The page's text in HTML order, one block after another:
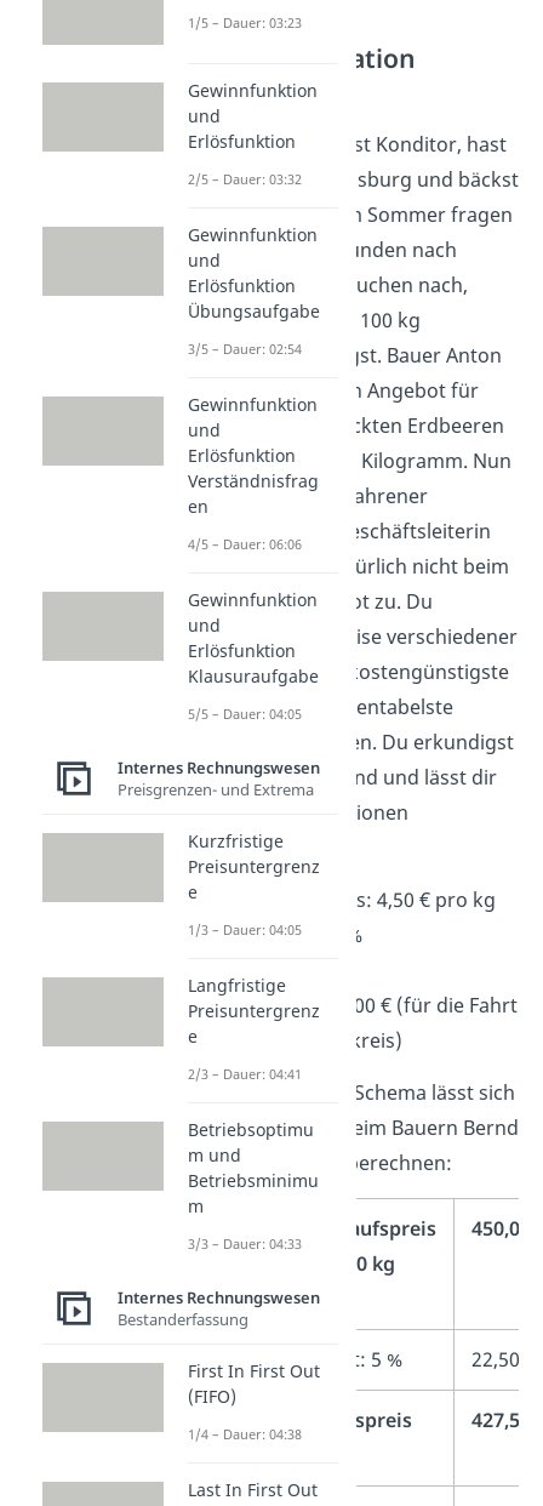
Bezugskalkulation
Aufgabe 1
Stellt dir vor, du bist Konditor, hast
4 Standorte in Augsburg und bäckst
Erdbeerkuchen. Im Sommer fragen
besonders viele Kunden nach
deinem leckeren Kuchen nach,
sodass du pro Tag 100 kg
Erdbeeren benötigst. Bauer Anton
unterbreitet dir ein Angebot für
seine frischgepflückten Erdbeeren
und verlangt 5 € je Kilogramm. Nun
schlägst du als erfahrener
Geschäftsleiter/Geschäftsleiterin
der Konditorei natürlich nicht beim
erstbesten Angebot zu. Du
vergleichst die Preise verschiedener
Anbieter, um das kostengünstigste
bzw. das für dich rentabelste
Ergebnis zu erzielen. Du erkundigst
dich bei Bauer Bernd und lässt dir
folgende Informationen
zukommen:
Listeneinkaufspreis: 4,50 € pro kg
Mengenrabatt: 5 %
Bezugskosten: 10,00 € (für die Fahrt
vom Nachbarlandkreis)
Nach dem obigen Schema lässt sich
der Bezugspreis beim Bauern Bernd
folgendermaßen berechnen:
Listeneinkaufspreis
(LEP) für 100 kg
Erdbeeren
450,00
Lieferrabatt: 5 % 22,50 €
Zieleinkaufspreis
427,50
1/5 – Dauer: 03:23
Gewinnfunktion
und
Erlösfunktion
2/5 – Dauer: 03:32
Gewinnfunktion
und
Erlösfunktion
Übungsaufgabe
3/5 – Dauer: 02:54
Gewinnfunktion
und
Erlösfunktion
Verständnisfrag
en
4/5 – Dauer: 06:06
Gewinnfunktion
und
Erlösfunktion
Klausuraufgabe
5/5 – Dauer: 04:05
Internes Rechnungswesen
Preisgrenzen- und Extrema
Kurzfristige
Preisuntergrenz
e
1/3 – Dauer: 04:05
Langfristige
Preisuntergrenz
e
2/3 – Dauer: 04:41
Betriebsoptimu
m und
Betriebsminimu
m
3/3 – Dauer: 04:33
Internes Rechnungswesen
Bestanderfassung
First In First Out
(FIFO)
1/4 – Dauer: 04:38
Last In First Out